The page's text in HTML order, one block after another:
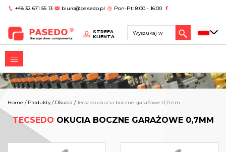
+48 32 671 55 13 biuro@pasedo.pl Pon-Pt: 8:00 - 16:00
STREFA
KLIENTA
Home / Produkty/Okucia /Tecsedo okucia boczne garażowe 0,7mm
TECSEDO OKUCIA BOCZNE GARAŻOWE 0,7MM